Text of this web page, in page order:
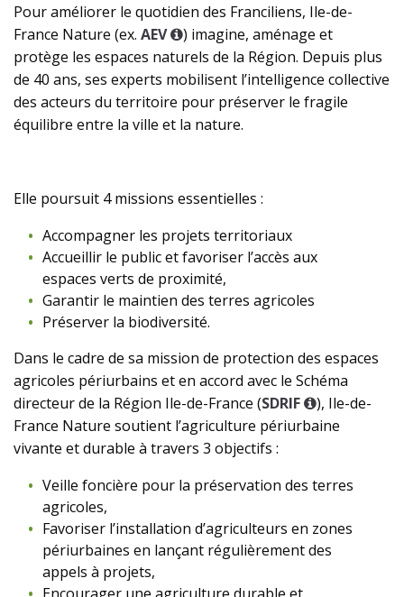
Pour améliorer le quotidien des Franciliens, Ile-de-
France Nature (ex. AEV
) imagine, aménage et
protège les espaces naturels de la Région. Depuis plus
de 40 ans, ses experts mobilisent l’intelligence collective
des acteurs du territoire pour préserver le fragile
équilibre entre la ville et la nature.
Elle poursuit 4 missions essentielles :
Accompagner les projets territoriaux
Accueillir le public et favoriser l’accès aux
espaces verts de proximité,
Garantir le maintien des terres agricoles
Préserver la biodiversité.
Dans le cadre de sa mission de protection des espaces
agricoles périurbains et en accord avec le Schéma
directeur de la Région Ile-de-France (SDRIF
), Ile-de-
France Nature soutient l’agriculture périurbaine
vivante et durable à travers 3 objectifs :
Veille foncière pour la préservation des terres
agricoles,
Favoriser l’installation d’agriculteurs en zones
périurbaines en lançant régulièrement des
appels à projets,